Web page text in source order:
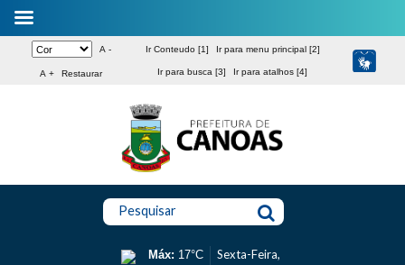
A -
A + Restaurar
Ir Conteudo [1] Ir para menu principal [2]
Ir para busca [3] Ir para atalhos [4]
Pesquisar
Máx: 17°C
Sexta-Feira,